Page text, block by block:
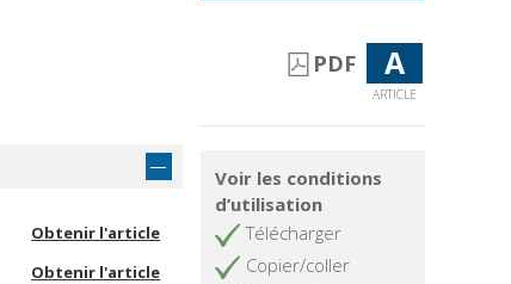
Obtenir l'article
Obtenir l'article
PDF A
ARTICLE
Voir les conditions
d’utilisation
Télécharger
Copier/coller